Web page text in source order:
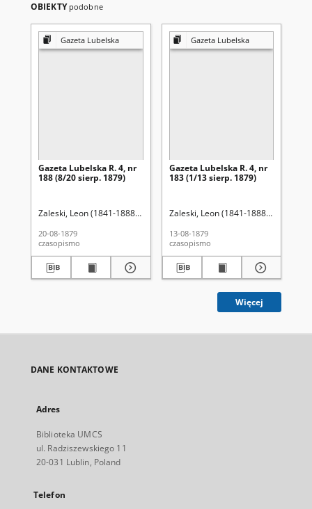
OBIEKTY podobne
Gazeta Lubelska
Gazeta Lubelska R. 4, nr
188 (8/20 sierp. 1879)
Zaleski, Leon (1841-1888). Red.
20-08-1879
czasopismo
Gazeta Lubelska
Gazeta Lubelska R. 4, nr
183 (1/13 sierp. 1879)
Zaleski, Leon (1841-1888). Red.
13-08-1879
czasopismo
Więcej
DANE KONTAKTOWE
Adres
Biblioteka UMCS
ul. Radziszewskiego 11
20-031 Lublin, Poland
Telefon